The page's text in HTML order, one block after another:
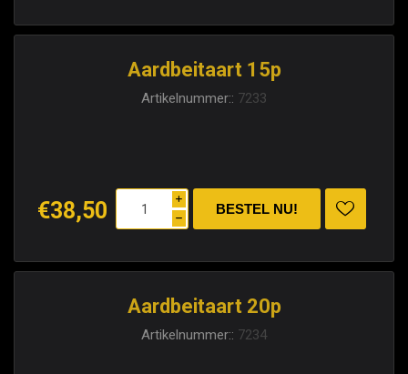
Aardbeitaart 15p
Artikelnummer:: 7233
€38,50 i
h
Aardbeitaart 20p
Artikelnummer:: 7234